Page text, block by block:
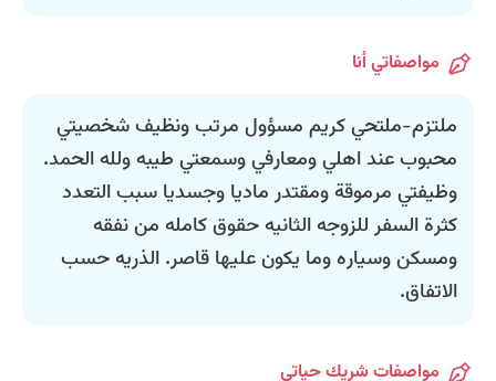
مواصفاتي أنا
ملتزم-ملتحي كريم مسؤول مرتب ونظيف شخصيتي
محبوب عند اهلي ومعارفي وسمعتي طيبه ولله الحمد.
وظيفتي مرموقة ومقتدر ماديا وجسديا سبب التعدد
كثرة السفر للزوجه الثانيه حقوق كامله من نفقه
ومسكن وسياره وما يكون عليها قاصر. الذريه حسب
الاتفاق.
مواصفات شريك حياتي